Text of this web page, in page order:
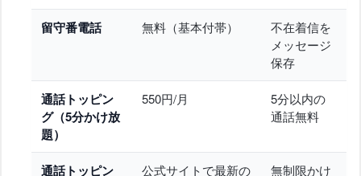
留守番電話 無料（基本付帯）
不在着信を
メッセージ
保存
通話トッピン
グ（5分かけ放
題）
550円/月
5分以内の
通話無料
通話トッピン 公式サイトで最新の 無制限かけ